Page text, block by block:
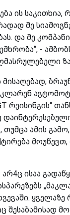
ის საკითხია,
მე
და მე
-
რეისინგის“
ამის
ისაა
ყველაზე
შესაბამისად